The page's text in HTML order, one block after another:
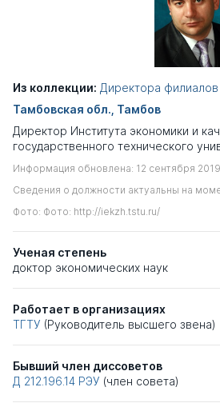
Из коллекции: Директора филиалов
Тамбовская обл., Тамбов
Директор Института экономики и
государственного технического
Информация обновлена: 12 сентября 2019
Сведения о должности актуальны на
Фото: Фото: http://iekzh.tstu.ru/
Ученая степень
доктор экономических наук
Работает в организациях
ТГТУ (Руководитель высшего звена)
Бывший член диссоветов
Д 212.196.14 РЭУ (член совета)